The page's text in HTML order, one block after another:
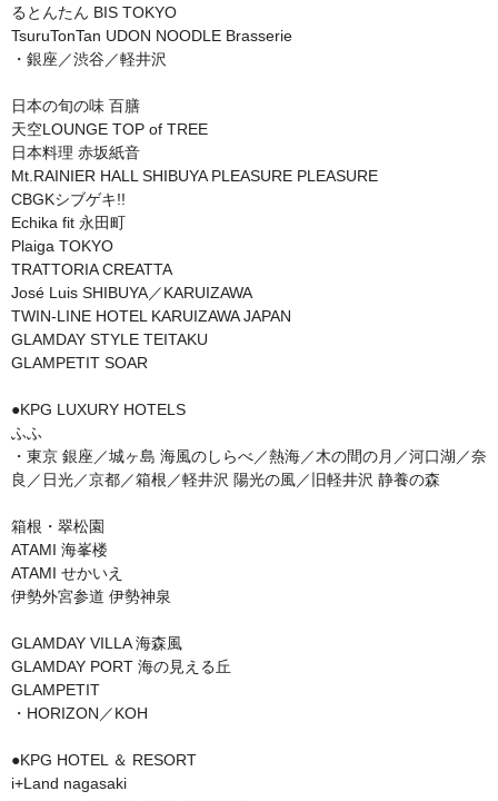
るとんたん BIS TOKYO
TsuruTonTan UDON NOODLE Brasserie
・銀座／渋谷／軽井沢
日本の旬の味 百膳
天空LOUNGE TOP of TREE
日本料理 赤坂紙音
Mt.RAINIER HALL SHIBUYA PLEASURE PLEASURE
CBGKシブゲキ!!
Echika fit 永田町
Plaiga TOKYO
TRATTORIA CREATTA
José Luis SHIBUYA／KARUIZAWA
TWIN-LINE HOTEL KARUIZAWA JAPAN
GLAMDAY STYLE TEITAKU
GLAMPETIT SOAR
●KPG LUXURY HOTELS
ふふ
・東京 銀座／城ヶ島 海風のしらべ／熱海／木の間の月／河口湖／奈
良／日光／京都／箱根／軽井沢 陽光の風／旧軽井沢 静養の森
箱根・翠松園
ATAMI 海峯楼
ATAMI せかいえ
伊勢外宮参道 伊勢神泉
GLAMDAY VILLA 海森風
GLAMDAY PORT 海の見える丘
GLAMPETIT
・HORIZON／KOH
●KPG HOTEL ＆ RESORT
i+Land nagasaki